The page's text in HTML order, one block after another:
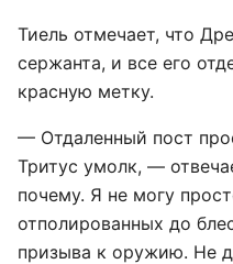
Тиель отмечает, что
сержанта, и все его
красную метку.
— Отдаленный пост
Тритус умолк, —
почему. Я не могу
отполированных до
призыва к оружию. Не